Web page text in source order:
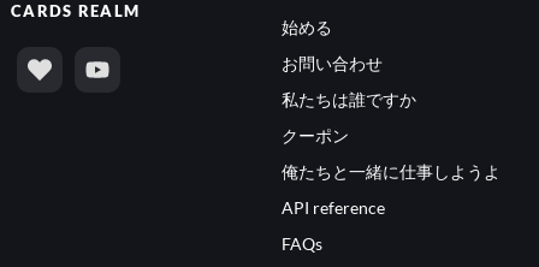
CARDS REALM
始める
お問い合わせ
私たちは誰ですか
クーポン
俺たちと一緒に仕事しようよ
API reference
FAQs